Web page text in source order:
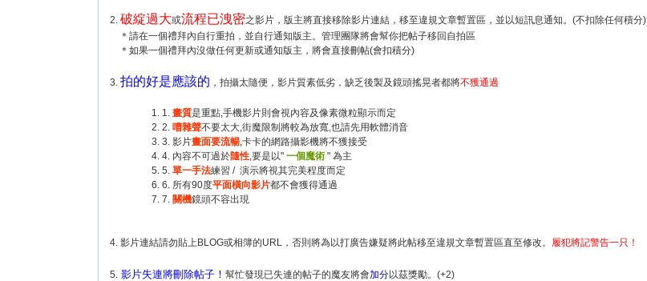
2. 破綻過大或流程已洩密之影片，版主將直接移除影片連結，移至違規文章暫置區，並以短訊息通知。(不扣除任何積分)
＊請在一個禮拜內自行重拍，並自行通知版主。管理團隊將會幫你把帖子移回自拍區
＊如果一個禮拜內沒做任何更新或通知版主，將會直接刪帖(會扣積分)
3. 拍的好是應該的 ，拍攝太隨便，影片質素低劣，缺乏後製及鏡頭搖晃者都將不獲通過
1. 畫質是重點,手機影片則會視內容及像素微粒顯示而定
2. 嘈雜聲不要太大,街魔限制將較為放寬,也請先用軟體消音
3. 影片畫面要流暢,卡卡的網路攝影機將不獲接受
4. 內容不可過於隨性,要是以" 一個魔術 " 為主
5. 單一手法練習 / 演示將視其完美程度而定
6. 所有90度平面橫向影片都不會獲得通過
7. 關機鏡頭不容出現
4. 影片連結請勿貼上BLOG或相簿的URL，否則將為以打廣告嫌疑將此帖移至違規文章暫置區直至修改。 履犯將記警告一只！
5. 影片失連將刪除帖子！ 幫忙發現已失連的帖子的魔友將會加分以茲獎勵。(+2)